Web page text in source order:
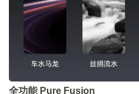
全功能 Pure Fusion